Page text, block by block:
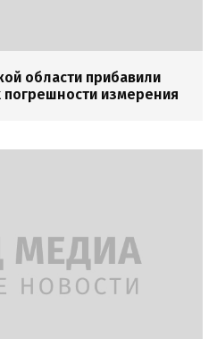
области прибавили
погрешности измерения